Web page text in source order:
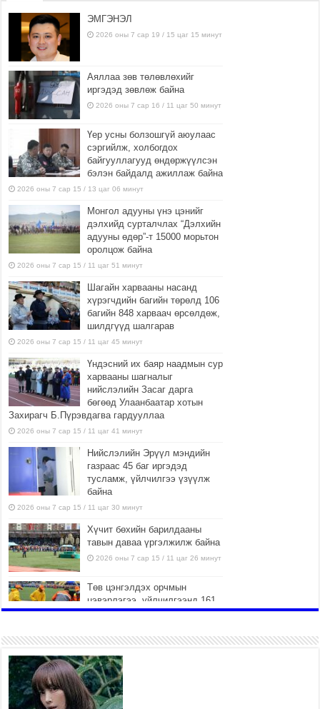
ЭМГЭНЭЛ
2026 оны 7 сар 19 / 15 цаг 15 минут
Аяллаа зөв төлөвлөхийг
иргэдэд зөвлөж байна
2026 оны 7 сар 16 / 11 цаг 50 минут
Үер усны болзошгүй аюулаас
сэргийлж, холбогдох
байгууллагууд өндөржүүлсэн
бэлэн байдалд ажиллаж байна
2026 оны 7 сар 15 / 13 цаг 06 минут
Монгол адууны үнэ цэнийг
дэлхийд сурталчлах “Дэлхийн
адууны өдөр”-т 15000 морьтон
оролцож байна
2026 оны 7 сар 15 / 11 цаг 51 минут
Шагайн харвааны насанд
хүрэгчдийн багийн төрөлд 106
багийн 848 харваач өрсөлдөж,
шилдгүүд шалгарав
2026 оны 7 сар 15 / 11 цаг 45 минут
Үндэсний их баяр наадмын сур
харвааны шагналыг
нийслэлийн Засаг дарга
бөгөөд Улаанбаатар хотын
Захирагч Б.Пүрэвдагва гардууллаа
2026 оны 7 сар 15 / 11 цаг 41 минут
Нийслэлийн Эрүүл мэндийн
газраас 45 баг иргэдэд
тусламж, үйлчилгээ үзүүлж
байна
2026 оны 7 сар 15 / 11 цаг 30 минут
Хүчит бөхийн барилдааны
тавын даваа үргэлжилж байна
2026 оны 7 сар 15 / 11 цаг 26 минут
Төв цэнгэлдэх орчмын
цэвэрлэгээ, үйлчилгээнд 161
ажилтан, 27 техниктэй
2026 оны 7 сар 15 / 11 цаг 22 минут
Наадмын амралтын өдрүүдэд
нийслэлийн эрүүл мэндийн
байгууллагууд дараах
хуваарийн дагуу ажиллана